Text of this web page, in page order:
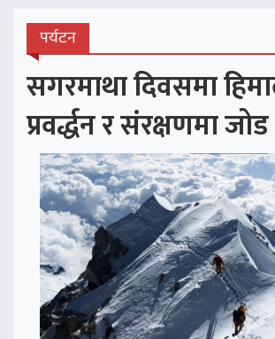
पर्यटन
सगरमाथा दिवसमा
प्रवर्द्धन र संरक्षणमा जोड